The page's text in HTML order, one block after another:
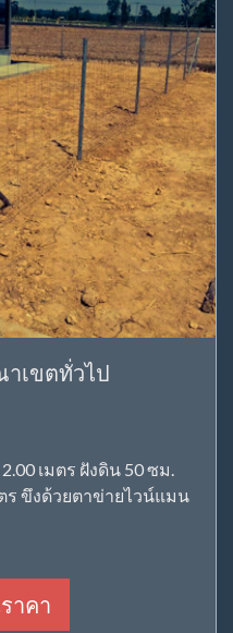
าเขตทั่วไป
เมตร ฝังดิน 50 ซม.
ร ขึงด้วยตาข่ายไวน์แมน
าคา